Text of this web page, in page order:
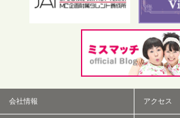
会社情報 アクセス